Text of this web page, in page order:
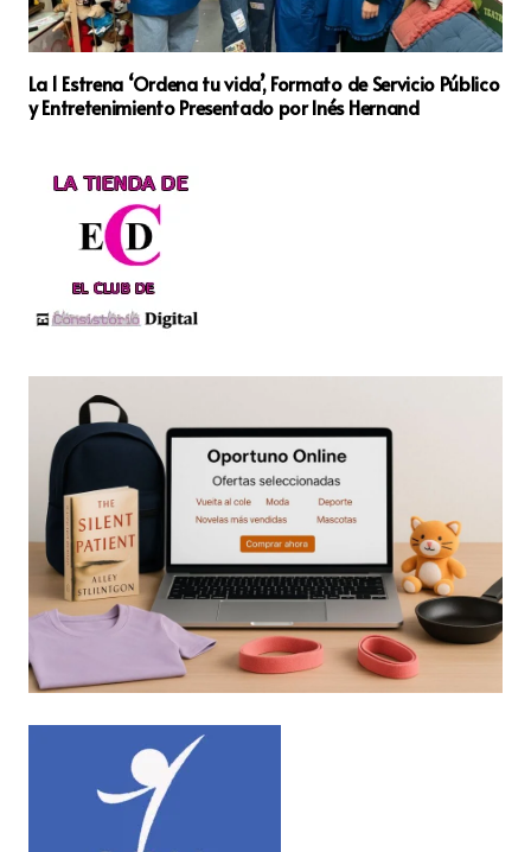
La 1 Estrena ‘Ordena tu vida’, Formato de Servicio Público
y Entretenimiento Presentado por Inés Hernand